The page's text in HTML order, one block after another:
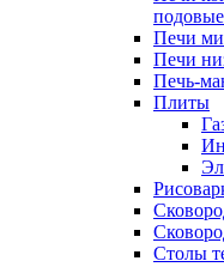
Печи
Печи
Печь-
Плиты
Столы